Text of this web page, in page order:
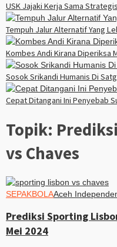
USK Jajaki Kerja Sama
Tempuh Jalur Alternatif Yang
Kombes Andi Kirana Diperiksa
Sosok Srikandi Humanis Di
Cepat Ditangani Ini Penyebab
Topik:
vs Chaves
SEPAKBOLAAceh
Prediksi Sporting
Mei 2024